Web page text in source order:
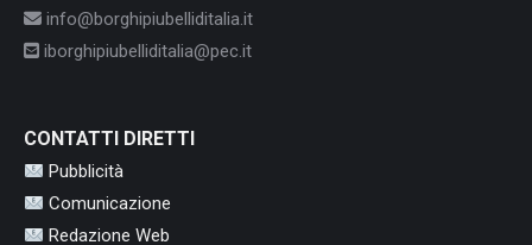
info@borghipiubelliditalia.it
iborghipiubelliditalia@pec.it
CONTATTI DIRETTI
Pubblicità
Comunicazione
Redazione Web